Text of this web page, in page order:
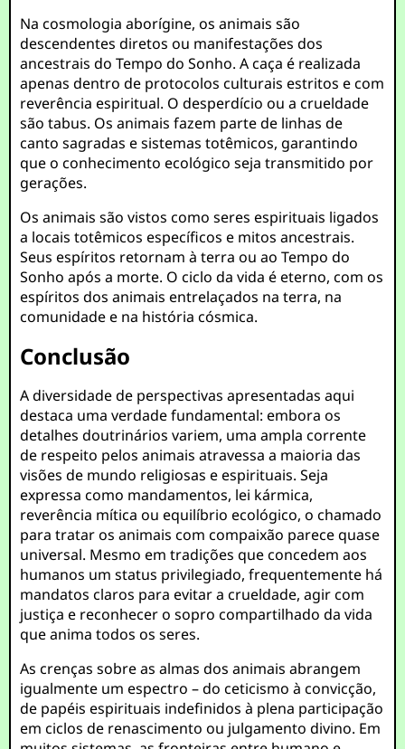
Na cosmologia aborígine, os animais são
descendentes diretos ou manifestações dos
ancestrais do Tempo do Sonho. A caça é realizada
apenas dentro de protocolos culturais estritos e com
reverência espiritual. O desperdício ou a crueldade
são tabus. Os animais fazem parte de linhas de
canto sagradas e sistemas totêmicos, garantindo
que o conhecimento ecológico seja transmitido por
gerações.
Os animais são vistos como seres espirituais ligados
a locais totêmicos específicos e mitos ancestrais.
Seus espíritos retornam à terra ou ao Tempo do
Sonho após a morte. O ciclo da vida é eterno, com os
espíritos dos animais entrelaçados na terra, na
comunidade e na história cósmica.
Conclusão
A diversidade de perspectivas apresentadas aqui
destaca uma verdade fundamental: embora os
detalhes doutrinários variem, uma ampla corrente
de respeito pelos animais atravessa a maioria das
visões de mundo religiosas e espirituais. Seja
expressa como mandamentos, lei kármica,
reverência mítica ou equilíbrio ecológico, o chamado
para tratar os animais com compaixão parece quase
universal. Mesmo em tradições que concedem aos
humanos um status privilegiado, frequentemente há
mandatos claros para evitar a crueldade, agir com
justiça e reconhecer o sopro compartilhado da vida
que anima todos os seres.
As crenças sobre as almas dos animais abrangem
igualmente um espectro – do ceticismo à convicção,
de papéis espirituais indefinidos à plena participação
em ciclos de renascimento ou julgamento divino. Em